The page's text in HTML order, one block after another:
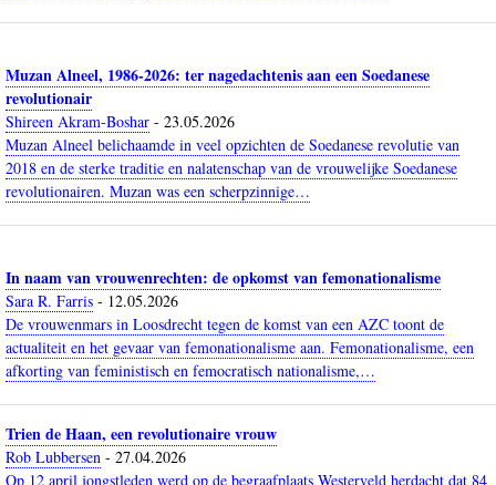
Muzan Alneel, 1986-2026: ter nagedachtenis aan een Soedanese
revolutionair
Shireen Akram-Boshar - 23.05.2026
Muzan Alneel belichaamde in veel opzichten de Soedanese revolutie van
2018 en de sterke traditie en nalatenschap van de vrouwelijke Soedanese
revolutionairen. Muzan was een scherpzinnige…
In naam van vrouwenrechten: de opkomst van femonationalisme
Sara R. Farris - 12.05.2026
De vrouwenmars in Loosdrecht tegen de komst van een AZC toont de
actualiteit en het gevaar van femonationalisme aan. Femonationalisme, een
afkorting van feministisch en femocratisch nationalisme,…
Trien de Haan, een revolutionaire vrouw
Rob Lubbersen - 27.04.2026
Op 12 april jongstleden werd op de begraafplaats Westerveld herdacht dat 84